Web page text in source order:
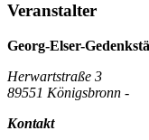
Veranstalter
Georg-Elser-
Herwartstraße 3
89551 Königsbronn -
Kontakt